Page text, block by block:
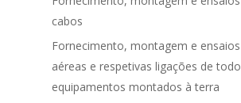
cabos
Fornecimento, montagem e
aéreas e respetivas ligações de
equipamentos montados à terra